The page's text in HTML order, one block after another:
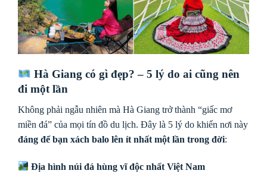
Hà Giang có gì đẹp? – 5 lý do ai cũng nên
đi một lần
Không phải ngẫu nhiên mà Hà Giang trở thành “giấc mơ
miền đá” của mọi tín đồ du lịch. Đây là 5 lý do khiến nơi này
đáng để bạn xách balo lên ít nhất một lần trong đời:
Địa hình núi đá hùng vĩ độc nhất Việt Nam